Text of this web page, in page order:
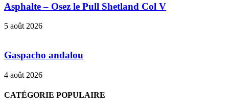
Asphalte – Osez le Pull Shetland Col V
5 août 2026
Gaspacho andalou
4 août 2026
CATÉGORIE POPULAIRE